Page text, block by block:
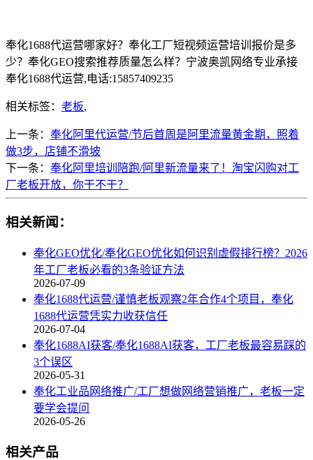
奉化1688代运营哪家好？奉化工厂短视频运营培训报价是多
少？奉化GEO搜索推荐质量怎么样？宁波奥凯网络专业承接
奉化1688代运营,电话:15857409235
相关标签： 老板,
上一条： 奉化阿里代运营/节后首周是阿里流量黄金期，照着
做3步，店铺不滑坡
下一条： 奉化阿里培训陪跑/阿里新流量来了！淘宝闪购对工
厂老板开放，你干不干？
相关新闻：
奉化GEO优化/奉化GEO优化如何识别虚假排行榜？2026
年工厂老板必看的3条验证方法
2026-07-09
奉化1688代运营/谨慎老板观察2年合作4个项目，奉化
1688代运营凭实力收获信任
2026-07-04
奉化1688AI获客/奉化1688AI获客，工厂老板最容易踩的
3个误区
2026-05-31
奉化工业品网络推广/工厂想做网络营销推广，老板一定
要学会提问
2026-05-26
相关产品